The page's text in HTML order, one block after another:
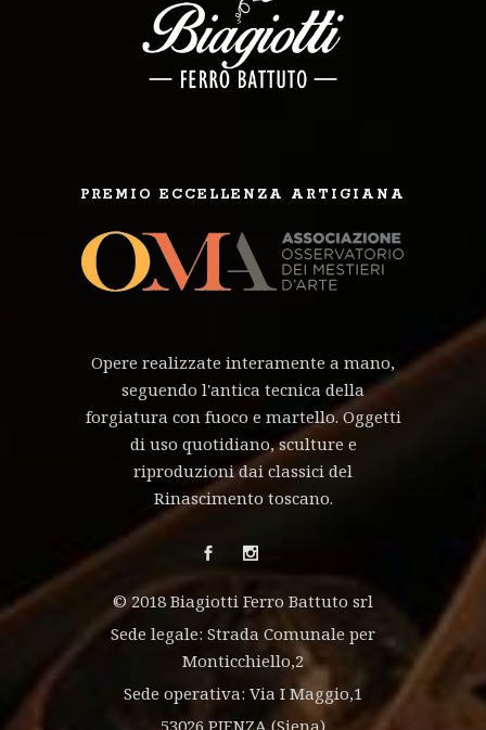
PREMIO ECCELLENZA ARTIGIANA
Opere realizzate interamente a mano,
seguendo l'antica tecnica della
forgiatura con fuoco e martello. Oggetti
di uso quotidiano, sculture e
riproduzioni dai classici del
Rinascimento toscano.
© 2018 Biagiotti Ferro Battuto srl
Sede legale: Strada Comunale per
Monticchiello,2
Sede operativa: Via I Maggio,1
53026 PIENZA (Siena)